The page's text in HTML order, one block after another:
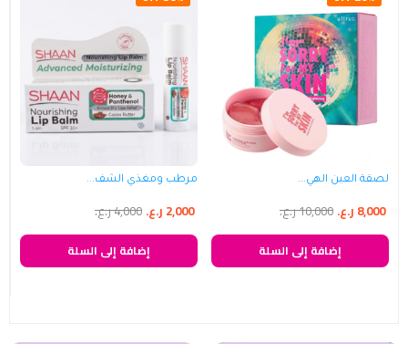
لصقة العين الهي...
10,000ر.ع. 8,000 ر.ع.
إضافة إلى السلة
مرطب ومغذي الشف...
4,000ر.ع. 2,000 ر.ع.
إضافة إلى السلة